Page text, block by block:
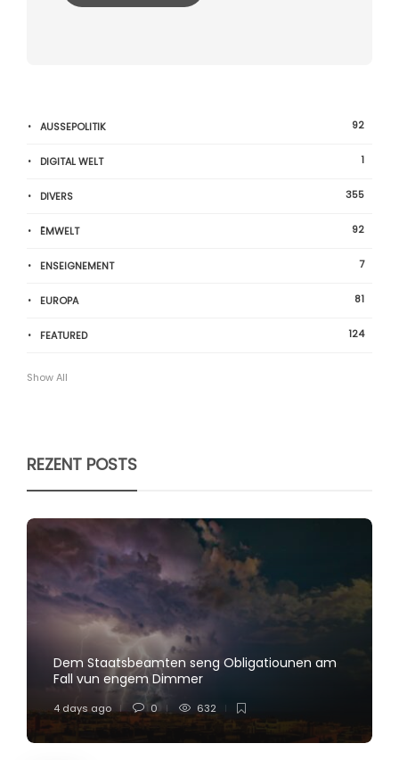
AUSSEPOLITIK 92
DIGITAL WELT 1
DIVERS 355
ËMWELT 92
ENSEIGNEMENT 7
EUROPA 81
FEATURED 124
Show All
REZENT POSTS
Dem Staatsbeamten seng Obligatiounen am
Fall vun engem Dimmer
4 days ago 0 632